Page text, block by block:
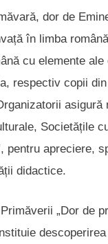
dor de
în limba
cu elemente
respectiv copii
Societățile
pentru
didactice.
„Dor de